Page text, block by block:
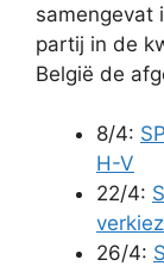
samengevat
partij in de
België de
8/4:
H-V
22/4:
26/4: